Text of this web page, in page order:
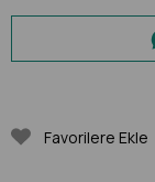
Favorilere Ekle